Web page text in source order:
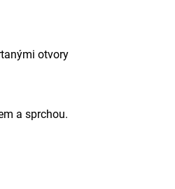
otvory
a sprchou.